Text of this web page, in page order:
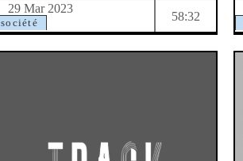
société
29 Mar 2023
58:32